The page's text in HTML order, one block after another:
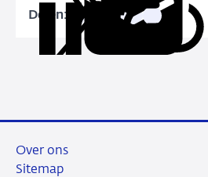
and
whenever
Delen:
Deel
via
DeelDeelKopieer
Over ons
Sitemap